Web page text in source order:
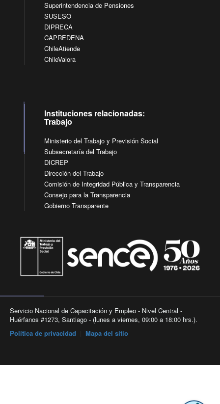
Superintendencia de Pensiones
SUSESO
DIPRECA
CAPREDENA
ChileAtiende
ChileValora
Instituciones relacionadas:
Trabajo
Ministerio del Trabajo y Previsión Social
Subsecretaría del Trabajo
DICREP
Dirección del Trabajo
Comisión de Integridad Pública y Transparencia
Consejo para la Transparencia
Gobierno Transparente
Servicio Nacional de Capacitación y Empleo - Nivel Central -
Huérfanos #1273, Santiago - (lunes a viernes, 09:00 a 18:00 hrs.).
Política de privacidad
Mapa del sitio